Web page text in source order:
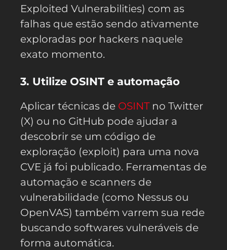
Exploited Vulnerabilities) com as
falhas que estão sendo ativamente
exploradas por hackers naquele
exato momento.
3. Utilize OSINT e automação
Aplicar técnicas de OSINTno Twitter
(X) ou no GitHub pode ajudar a
descobrir se um código de
exploração (exploit) para uma nova
CVE já foi publicado. Ferramentas de
automação e scanners de
vulnerabilidade (como Nessus ou
OpenVAS) também varrem sua rede
buscando softwares vulneráveis de
forma automática.